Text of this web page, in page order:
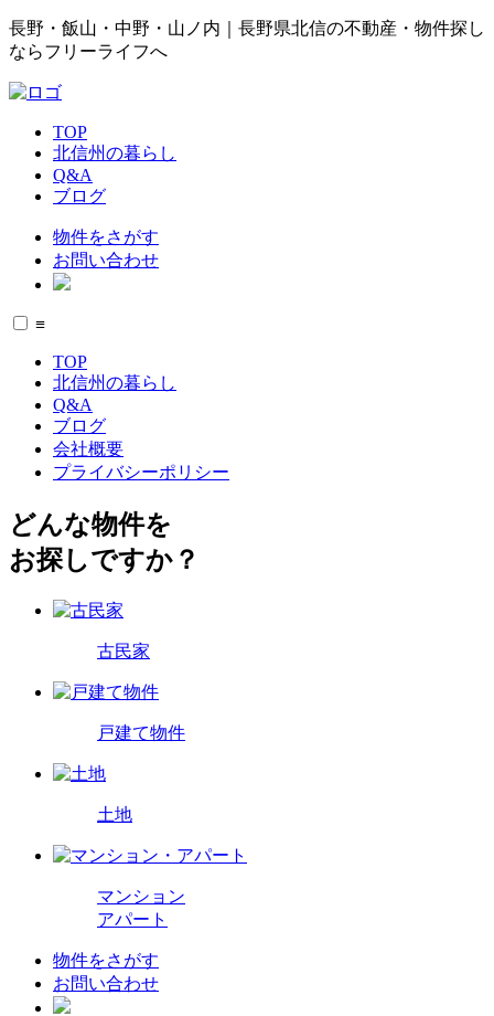
長野・飯山・中野・山ノ内｜長野県北信の不動産・物件探し
ならフリーライフへ
TOP
北信州の暮らし
Q&A
ブログ
物件をさがす
お問い合わせ
≡
TOP
北信州の暮らし
Q&A
ブログ
会社概要
プライバシーポリシー
どんな物件を
お探しですか？
古民家
戸建て物件
土地
マンション
アパート
物件をさがす
お問い合わせ